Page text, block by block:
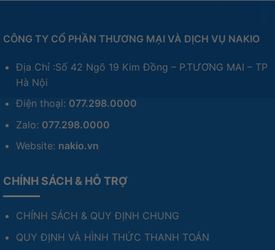
CÔNG TY CỔ PHẦN THƯƠNG MẠI VÀ DỊCH VỤ NAKIO
Địa Chỉ :Số 42 Ngõ 19 Kim Đồng – P.TƯƠNG MAI – TP
Hà Nội
Điện thoại: 077.298.0000
Zalo: 077.298.0000
Website: nakio.vn
CHÍNH SÁCH & HỖ TRỢ
CHÍNH SÁCH & QUY ĐỊNH CHUNG
QUY ĐỊNH VÀ HÌNH THỨC THANH TOÁN